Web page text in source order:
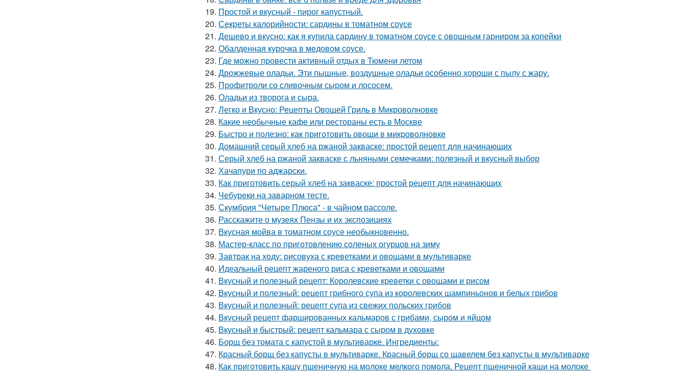
19. Простой и вкусный - пирог капустный.
20. Секреты калорийности: сардины в томатном соусе
21. Дешево и вкусно: как я купила сардину в томатном соусе с овощным гарниром за копейки
22. Обалденная курочка в медовом соусе.
23. Где можно провести активный отдых в Тюмени летом
24. Дрожжевые оладьи. Эти пышные, воздушные оладьи особенно хороши с пылу с жару.
25. Профитроли со сливочным сыром и лососем.
26. Оладьи из творога и сыра.
27. Легко и Вкусно: Рецепты Овощей Гриль в Микроволновке
28. Какие необычные кафе или рестораны есть в Москве
29. Быстро и полезно: как приготовить овощи в микроволновке
30. Домашний серый хлеб на ржаной закваске: простой рецепт для начинающих
31. Серый хлеб на ржаной закваске с льняными семечками: полезный и вкусный выбор
32. Хачапури по аджарски.
33. Как приготовить серый хлеб на закваске: простой рецепт для начинающих
34. Чебуреки на заварном тесте.
35. Скумбрия "Четыре Плюса" - в чайном рассоле.
36. Расскажите о музеях Пензы и их экспозициях
37. Вкусная мойва в томатном соусе необыкновенно.
38. Мастер-класс по приготовлению соленых огурцов на зиму
39. Завтрак на ходу: рисовуха с креветками и овощами в мультиварке
40. Идеальный рецепт жареного риса с креветками и овощами
41. Вкусный и полезный рецепт: Королевские креветки с овощами и рисом
42. Вкусный и полезный: рецепт грибного супа из королевских шампиньонов и белых грибов
43. Вкусный и полезный: рецепт супа из свежих польских грибов
44. Вкусный рецепт фаршированных кальмаров с грибами, сыром и яйцом
45. Вкусный и быстрый: рецепт кальмара с сыром в духовке
46. Борщ без томата с капустой в мультиварке. Ингредиенты:
47. Красный борщ без капусты в мультиварке. Красный борщ со щавелем без капусты в мультиварке
48. Как приготовить кашу пшеничную на молоке мелкого помола. Рецепт пшеничной каши на молоке